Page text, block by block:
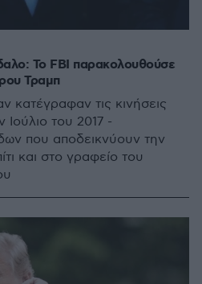
Το FBI παρακολουθούσε
Τραμπ
κατέγραφαν τις κινήσεις
του 2017 -
που αποδεικνύουν την
και στο γραφείο του